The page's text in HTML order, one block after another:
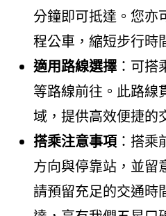
分鐘即可抵達。您亦
程公車，縮短步行時
適用路線選擇 ：可搭
等路線前往。此路線
域，提供高效便捷的
搭乘注意事項 ：搭
方向與停靠站，並留
請預留充足的交通時